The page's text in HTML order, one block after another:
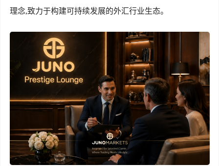
理念,致力于构建可持续发展的外汇行业生态。